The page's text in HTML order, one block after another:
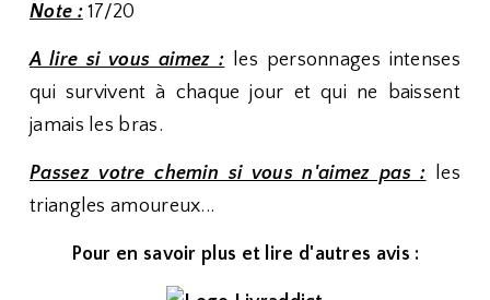
Note :17/20
A lire si vous aimez : les personnages intenses
qui survivent à chaque jour et qui ne baissent
jamais les bras.
Passez votre chemin si vous n'aimez pas : les
triangles amoureux...
Pour en savoir plus et lire d'autres avis :